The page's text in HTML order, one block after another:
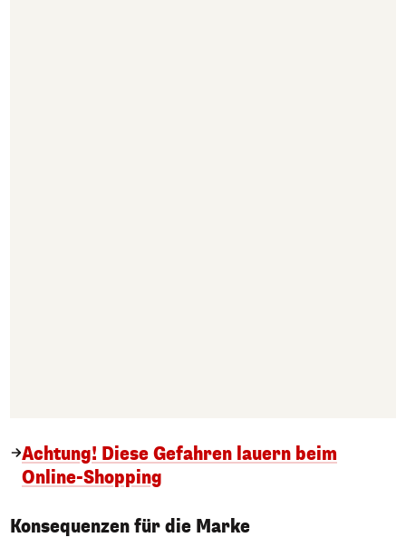
Achtung! Diese Gefahren lauern beim
Online-Shopping
Konsequenzen für die Marke